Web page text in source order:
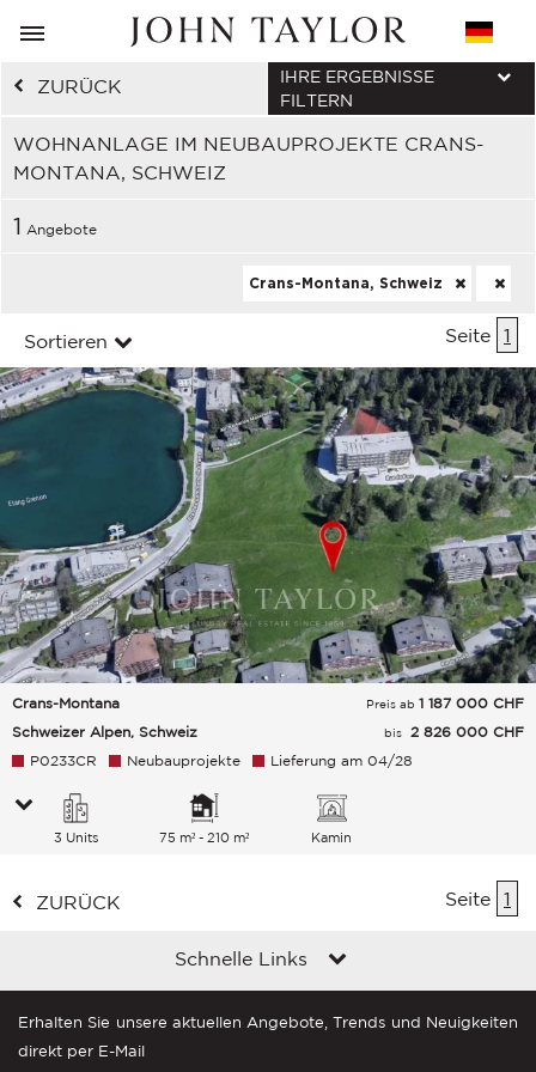
ZURÜCK
WOHNANLAGE IM NEUBAUPROJEKTE CRANS-
MONTANA, SCHWEIZ
IHRE ERGEBNISSE
FILTERN
1 Angebote
Crans-Montana, Schweiz
Sortieren Seite 1
Crans-Montana
Schweizer Alpen, Schweiz
Preis ab 1 187 000 CHF
bis 2 826 000 CHF
P0233CR
Neubauprojekte Lieferung am 04/28
3 Units 75 m² - 210 m² Kamin
ZURÜCK Seite 1
Schnelle Links
Erhalten Sie unsere aktuellen Angebote, Trends und Neuigkeiten
direkt per E-Mail